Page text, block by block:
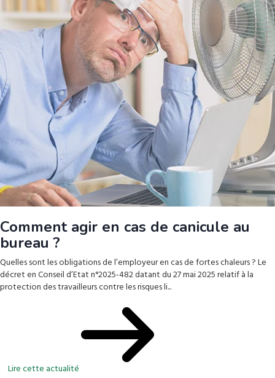
Comment agir en cas de canicule au
bureau ?
Quelles sont les obligations de l’employeur en cas de fortes chaleurs ? Le
décret en Conseil d’Etat n°2025-482 datant du 27 mai 2025 relatif à la
protection des travailleurs contre les risques li...
Lire cette actualité